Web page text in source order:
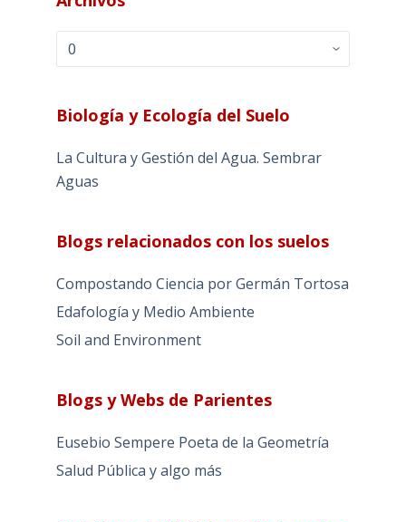
Archivos
Biología y Ecología del Suelo
La Cultura y Gestión del Agua. Sembrar
Aguas
Blogs relacionados con los suelos
Compostando Ciencia por Germán Tortosa
Edafología y Medio Ambiente
Soil and Environment
Blogs y Webs de Parientes
Eusebio Sempere Poeta de la Geometría
Salud Pública y algo más